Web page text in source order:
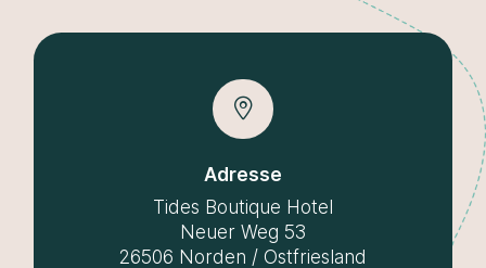
Adresse
Tides Boutique Hotel
Neuer Weg 53
26506 Norden / Ostfriesland